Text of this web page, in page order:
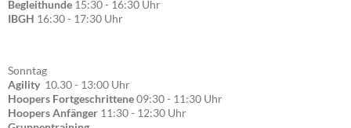
Begleithunde 15:30 - 16:30 Uhr
IBGH 16:30 - 17:30 Uhr
Sonntag
Agility 10.30 - 13:00 Uhr
Hoopers Fortgeschrittene09:30 - 11:30 Uhr
Hoopers Anfänger 11:30 - 12:30 Uhr